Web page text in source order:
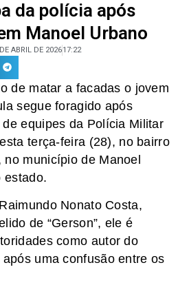
da polícia após
Manoel Urbano
ABRIL DE 202617:22
de matar a facadas o jovem
segue foragido após
equipes da Polícia Militar
terça-feira (28), no bairro
no município de Manoel
estado.
Nonato Costa,
de “Gerson”, ele é
como autor do
uma confusão entre os